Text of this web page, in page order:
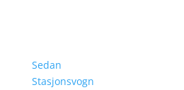
Sedan
Stasjonsvogn